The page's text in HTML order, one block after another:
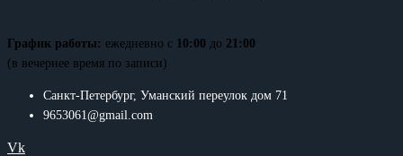
График работы: ежедневно с 10:00 до 21:00
(в вечернее время по записи)
Санкт-Петербург, Уманский переулок дом 71
9653061@gmail.com
Vk